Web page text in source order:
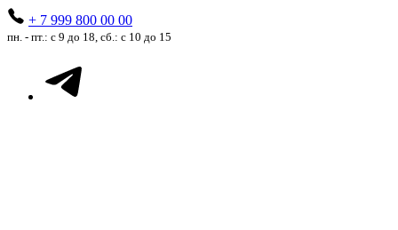
+ 7 999 800 00 00
пн. - пт.: с 9 до 18, сб.: с 10 до 15